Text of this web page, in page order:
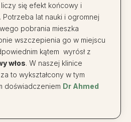
się efekt końcowy i
lat nauki i ogromnej
pobrania mieszka
wszczepienia go w miejscu
kątem wyrósł z
włos. W naszej klinice
to wykształcony w tym
doświadczeniem Dr Ahmed